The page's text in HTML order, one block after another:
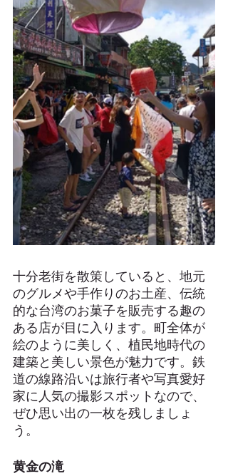
十分老街を散策していると、地元
のグルメや手作りのお土産、伝統
的な台湾のお菓子を販売する趣の
ある店が目に入ります。町全体が
絵のように美しく、植民地時代の
建築と美しい景色が魅力です。鉄
道の線路沿いは旅行者や写真愛好
家に人気の撮影スポットなので、
ぜひ思い出の一枚を残しましょ
う。
黄金の滝